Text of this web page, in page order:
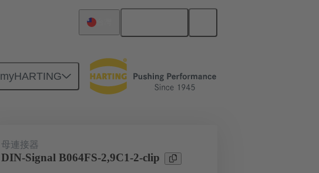
myHARTING
09 02 464 6824
母連接器
DIN-Signal B064FS-2,9C1-2-clip